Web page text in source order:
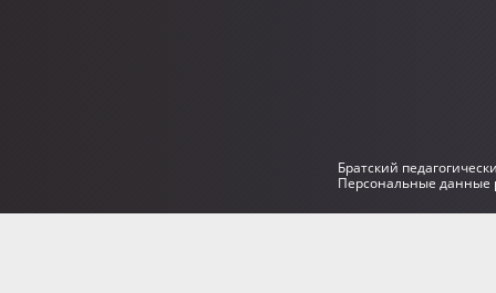
Братский
Персональные данные